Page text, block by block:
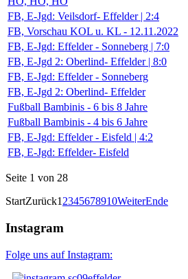
FB, E-Jgd: Veilsdorf- Effelder | 2:4
FB, Vorschau KOL u. KL - 12.11.2022
FB, E-Jgd: Effelder - Sonneberg | 7:0
FB, E-Jgd 2: Oberlind- Effelder | 8:0
FB, E-Jgd: Effelder - Sonneberg
FB, E-Jgd 2: Oberlind- Effelder
Fußball Bambinis - 6 bis 8 Jahre
Fußball Bambinis - 4 bis 6 Jahre
FB, E-Jgd: Effelder - Eisfeld | 4:2
FB, E-Jgd: Effelder- Eisfeld
Seite 1 von 28
StartZurück1 2345678910WeiterEnde
Instagram
Folge uns auf Instagram: